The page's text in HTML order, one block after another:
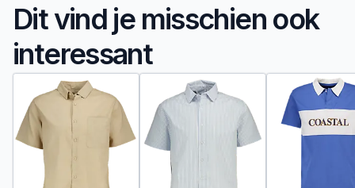
Dit vind je misschien ook
interessant